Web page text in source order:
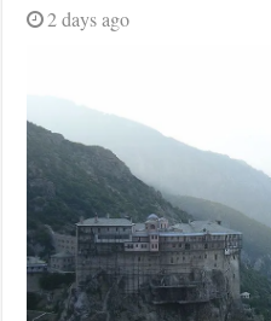
2 days ago